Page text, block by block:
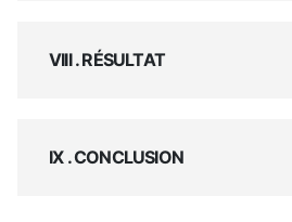
VIII . RÉSULTAT
IX . CONCLUSION